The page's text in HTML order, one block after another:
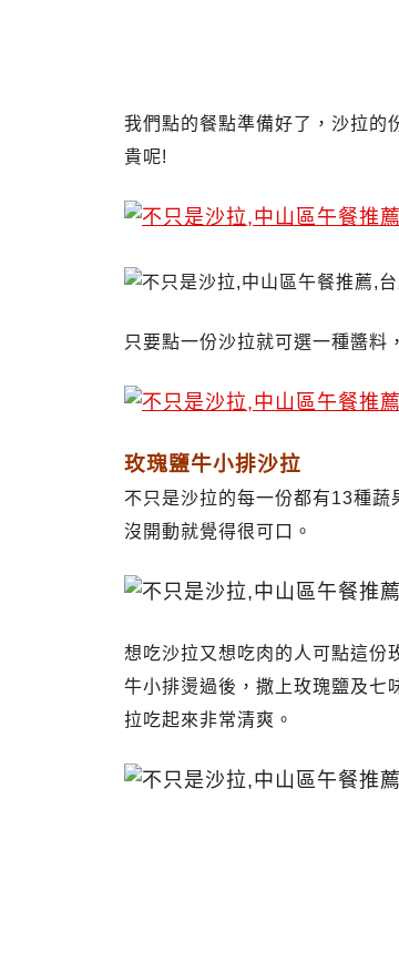
我們點的餐點準備好了，沙拉的
貴呢!
只要點一份沙拉就可選一種醬料
玫瑰鹽牛小排沙拉
不只是沙拉的每一份都有13種
沒開動就覺得很可口。
想吃沙拉又想吃肉的人可點這份
牛小排燙過後，撒上玫瑰鹽及七
拉吃起來非常清爽。